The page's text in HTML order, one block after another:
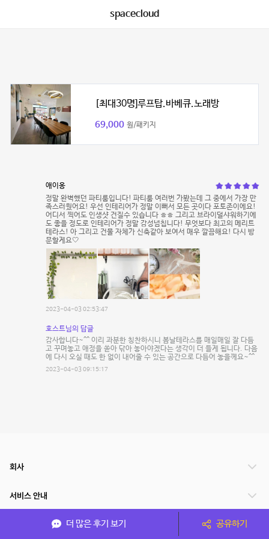
spacecloud
[최대30명]루프탑.바베큐.노래방
69,000 원/패키지
애이옹
정말 완벽했던 파티룸입니다! 파티룸 여러번 가봤는데 그 중에서 가장 만
족스러웠어요! 우선 인테리어가 정말 이뻐서 모든 곳이다 포토존이에요!
어디서 찍어도 인생샷 건질수 있습니다 ㅎㅎ 그리고 브라이덜샤워하기에
도 좋을 정도로 인테리어가 정말 감성넘칩니다! 무엇보다 최고의 메리트
테라스! 아 그리고 건물 자체가 신축같아 보여서 매우 깔끔해요! 다시 방
문할게요🤍
2023-04-03 02:53:47
호스트님의 답글
감사합니다~^^ 이리 과분한 칭찬하시니 봄날테라스를 매일매일 잘 다듬
고 꾸며놓고 애정을 쏟아 닦아 놓아야겠다는 생각이 더 들게 됩니다. 다음
에 다시 오실 때도 한 없이 내어줄 수 있는 공간으로 다듬어 놓을께요~^^
2023-04-03 09:15:17
더 많은 후기 보기 공유하기
회사
서비스 안내